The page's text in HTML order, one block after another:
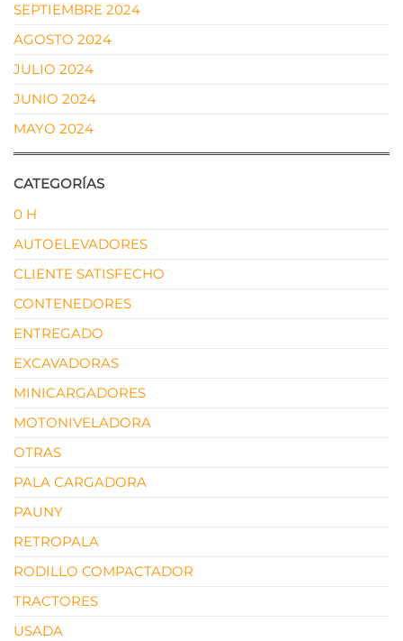
SEPTIEMBRE 2024
AGOSTO 2024
JULIO 2024
JUNIO 2024
MAYO 2024
CATEGORÍAS
0 H
AUTOELEVADORES
CLIENTE SATISFECHO
CONTENEDORES
ENTREGADO
EXCAVADORAS
MINICARGADORES
MOTONIVELADORA
OTRAS
PALA CARGADORA
PAUNY
RETROPALA
RODILLO COMPACTADOR
TRACTORES
USADA